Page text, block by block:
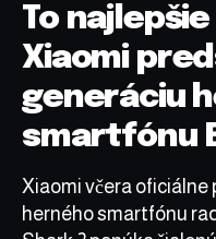
To
Xiaomi
generáciu
smartfónu
Xiaomi včera
herného smartfónu